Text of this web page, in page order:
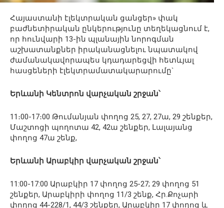
Հայաստանի էլեկտրական ցանցեր» փակ
բաժնետիրական ընկերությունը տեղեկացնում է,
որ հունվարի 13-ին պլանային նորոգման
աշխատանքներ իրականացնելու նպատակով
ժամանակավորապես կդադարեցվի հետևյալ
հասցեների էլեկտրամատակարարումը`
Երևանի Կենտրոն վարչական շրջան՝
11։00-17։00 Թումանյան փողոց 25, 27, 27ա, 29 շենքեր,
Մաշտոցի պողոտա 42, 42ա շենքեր, Լալայանց
փողոց 47ա շենք,
Երևանի Արաբկիր վարչական շրջան՝
11:00-17:00 Արաբկիր 17 փողոց 25-27; 29 փողոց 51
շենքեր, Արաբկիրի փողոց 11/3 շենք, Հր.Քոչարի
փողոց 44-228/1, 44/3 շենքեր, Արաբկիր 17 փողոց և